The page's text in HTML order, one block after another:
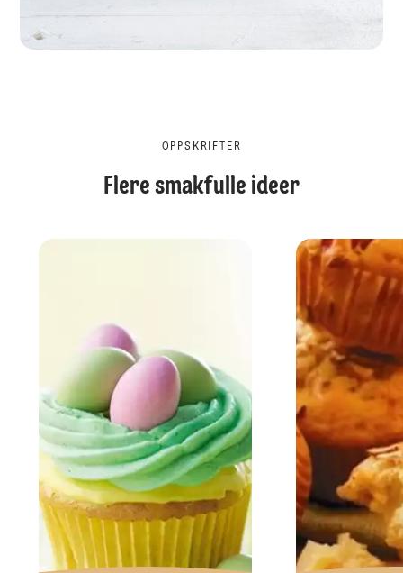
OPPSKRIFTER
Flere smakfulle ideer